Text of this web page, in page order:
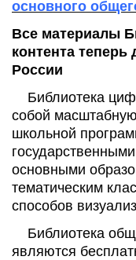
основного
Все материалы
контента
России
Библиотека
собой
школьной
основными
тематическим
способов
Библиотека
являются